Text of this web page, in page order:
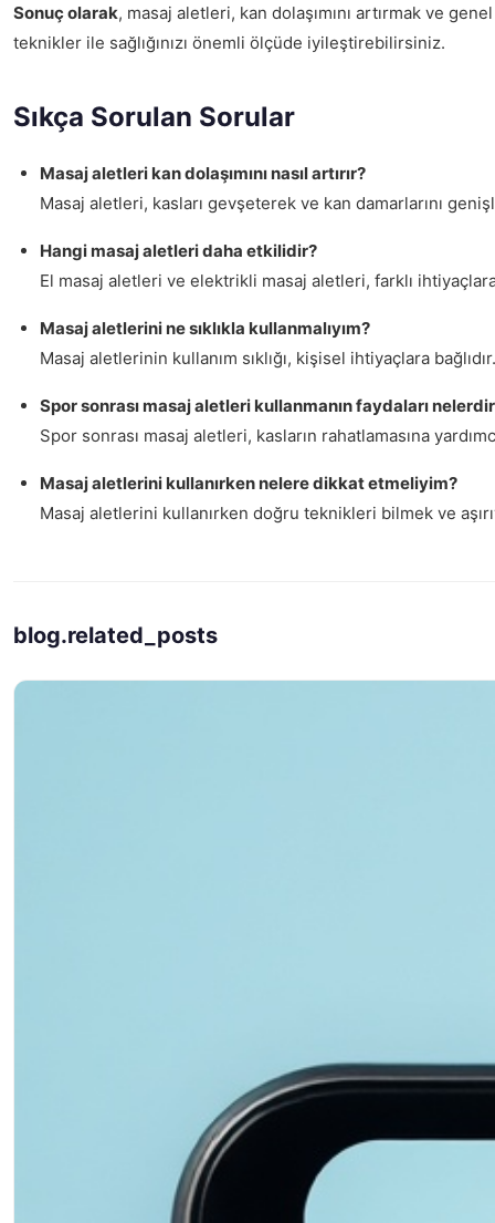
Sonuç olarak, masaj aletleri, kan dolaşımını artırmak ve
teknikler ile sağlığınızı önemli ölçüde iyileştirebilirsiniz.
Sıkça Sorulan Sorular
Masaj aletleri kan dolaşımını nasıl artırır?
Masaj aletleri, kasları gevşeterek ve kan damarlarını
Hangi masaj aletleri daha etkilidir?
El masaj aletleri ve elektrikli masaj aletleri, farklı
Masaj aletlerini ne sıklıkla kullanmalıyım?
Masaj aletlerinin kullanım sıklığı, kişisel ihtiyaçlara
Spor sonrası masaj aletleri kullanmanın faydaları
Spor sonrası masaj aletleri, kasların rahatlamasına
Masaj aletlerini kullanırken nelere dikkat etmeliyim?
Masaj aletlerini kullanırken doğru teknikleri bilmek ve
blog.related_posts